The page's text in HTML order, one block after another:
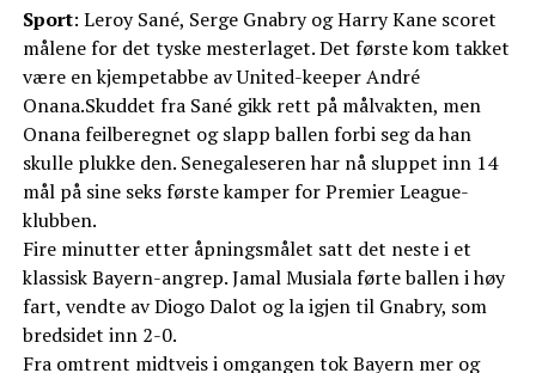
Sport: Leroy Sané, Serge Gnabry og Harry Kane scoret
målene for det tyske mesterlaget. Det første kom takket
være en kjempetabbe av United-keeper André
Onana.Skuddet fra Sané gikk rett på målvakten, men
Onana feilberegnet og slapp ballen forbi seg da han
skulle plukke den. Senegaleseren har nå sluppet inn 14
mål på sine seks første kamper for Premier League-
klubben.
Fire minutter etter åpningsmålet satt det neste i et
klassisk Bayern-angrep. Jamal Musiala førte ballen i høy
fart, vendte av Diogo Dalot og la igjen til Gnabry, som
bredsidet inn 2-0.
Fra omtrent midtveis i omgangen tok Bayern mer og